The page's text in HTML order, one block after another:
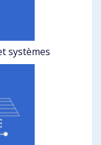
systèmes